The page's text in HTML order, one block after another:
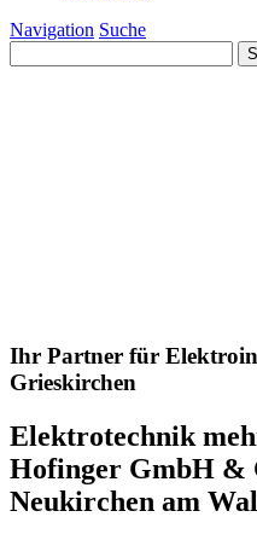
Navigation Suche
nach:
Ihr Partner für
Grieskirchen
Elektrotechnik
Hofinger GmbH &
Neukirchen am